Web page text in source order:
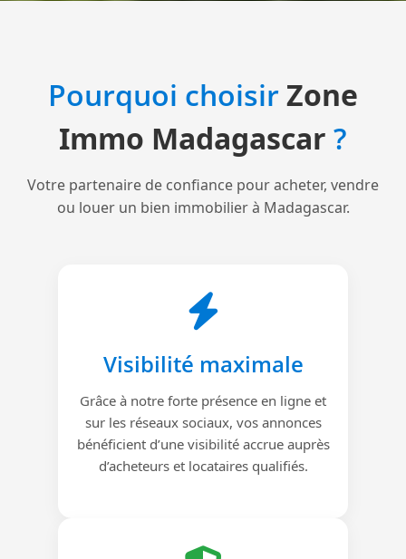
Pourquoi choisirZone
Immo Madagascar ?
Votre partenaire de confiance pour acheter, vendre
ou louer un bien immobilier à Madagascar.
Visibilité maximale
Grâce à notre forte présence en ligne et
sur les réseaux sociaux, vos annonces
bénéficient d’une visibilité accrue auprès
d’acheteurs et locataires qualifiés.